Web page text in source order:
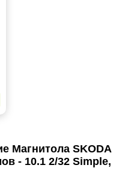
Магнитола SKODA
- 10.1 2/32 Simple,